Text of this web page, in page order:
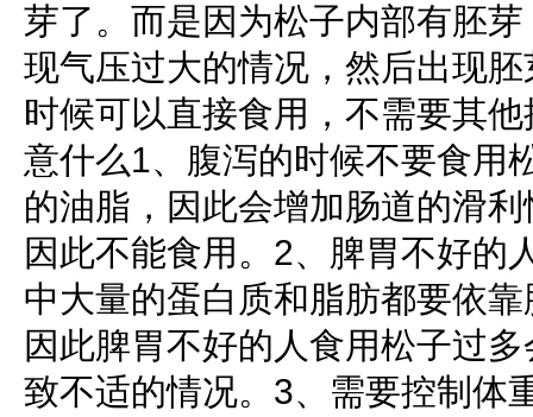
芽了。而是因为松子内部有胚
现气压过大的情况，然后出现
时候可以直接食用，不需要其
意什么1、腹泻的时候不要食用
的油脂，因此会增加肠道的滑
因此不能食用。2、脾胃不好的
中大量的蛋白质和脂肪都要依
因此脾胃不好的人食用松子过
致不适的情况。3、需要控制体